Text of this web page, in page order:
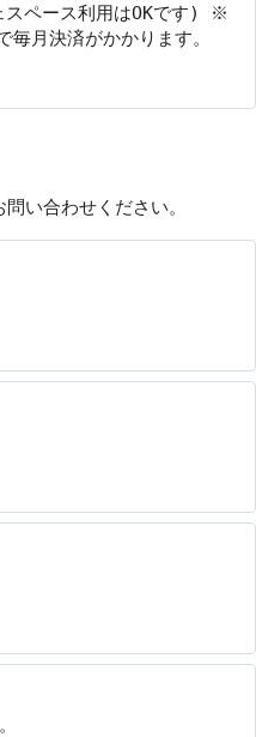
スペース利用はOKです) ※
月決済がかかります。
問い合わせください。